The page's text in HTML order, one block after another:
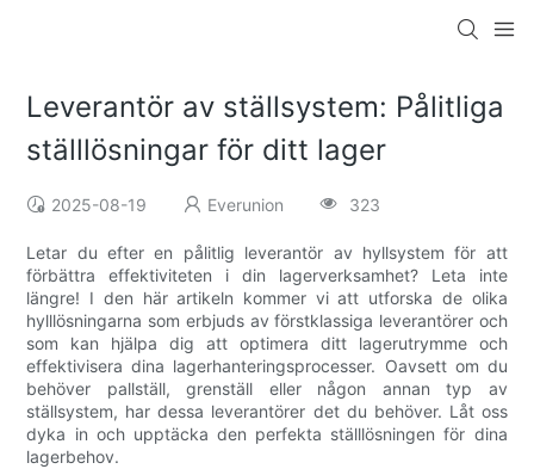
Leverantör av ställsystem: Pålitliga
ställlösningar för ditt lager
2025-08-19 Everunion 323
Letar du efter en pålitlig leverantör av hyllsystem för att
förbättra effektiviteten i din lagerverksamhet? Leta inte
längre! I den här artikeln kommer vi att utforska de olika
hylllösningarna som erbjuds av förstklassiga leverantörer och
som kan hjälpa dig att optimera ditt lagerutrymme och
effektivisera dina lagerhanteringsprocesser. Oavsett om du
behöver pallställ, grenställ eller någon annan typ av
ställsystem, har dessa leverantörer det du behöver. Låt oss
dyka in och upptäcka den perfekta ställlösningen för dina
lagerbehov.